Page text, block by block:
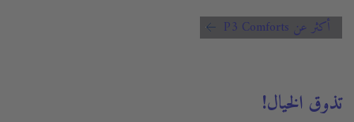
أكثر عن P3 Comforts
تذوق الخيال!